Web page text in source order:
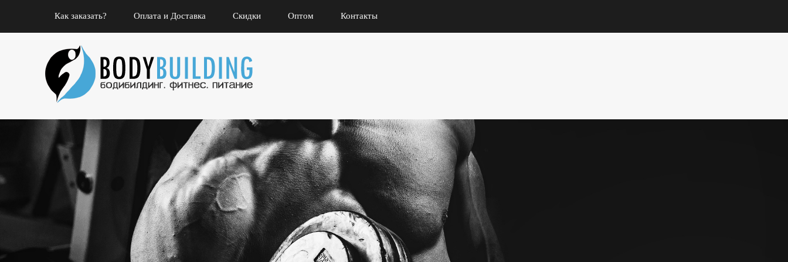
Как заказать? Оплата и Доставка Скидки Оптом Контакты